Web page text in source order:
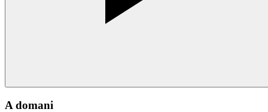
A domani